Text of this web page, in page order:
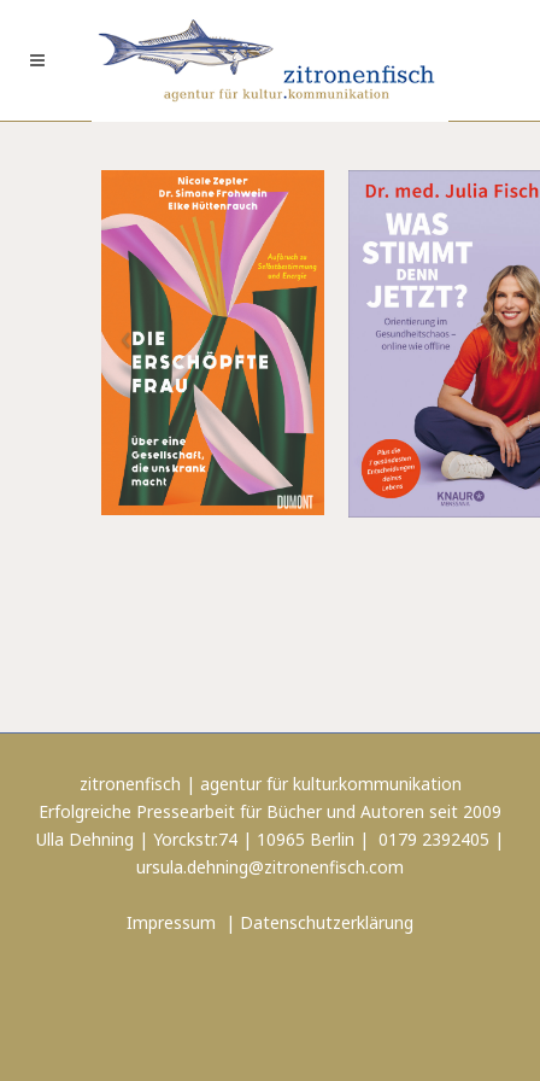
zitronenfisch | agentur für kultur.kommunikation
Erfolgreiche Pressearbeit für Bücher und Autoren seit 2009
Ulla Dehning | Yorckstr.74 | 10965 Berlin | 0179 2392405 |
ursula.dehning@zitronenfisch.com
Impressum | Datenschutzerklärung